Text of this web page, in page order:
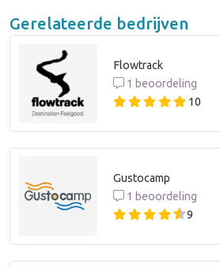
Gerelateerde bedrijven
Flowtrack
1 beoordeling
10
Gustocamp
1 beoordeling
9